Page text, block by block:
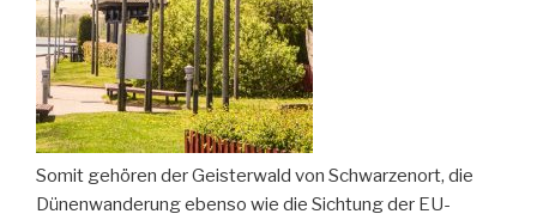
Somit gehören der Geisterwald von Schwarzenort, die
Dünenwanderung ebenso wie die Sichtung der EU-